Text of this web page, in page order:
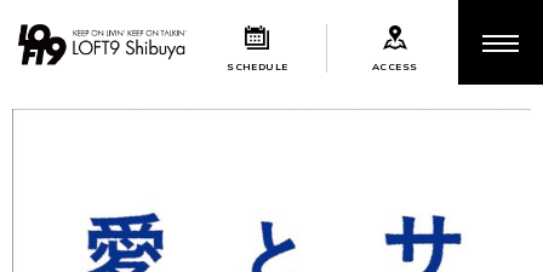
SCHEDULE ACCESS